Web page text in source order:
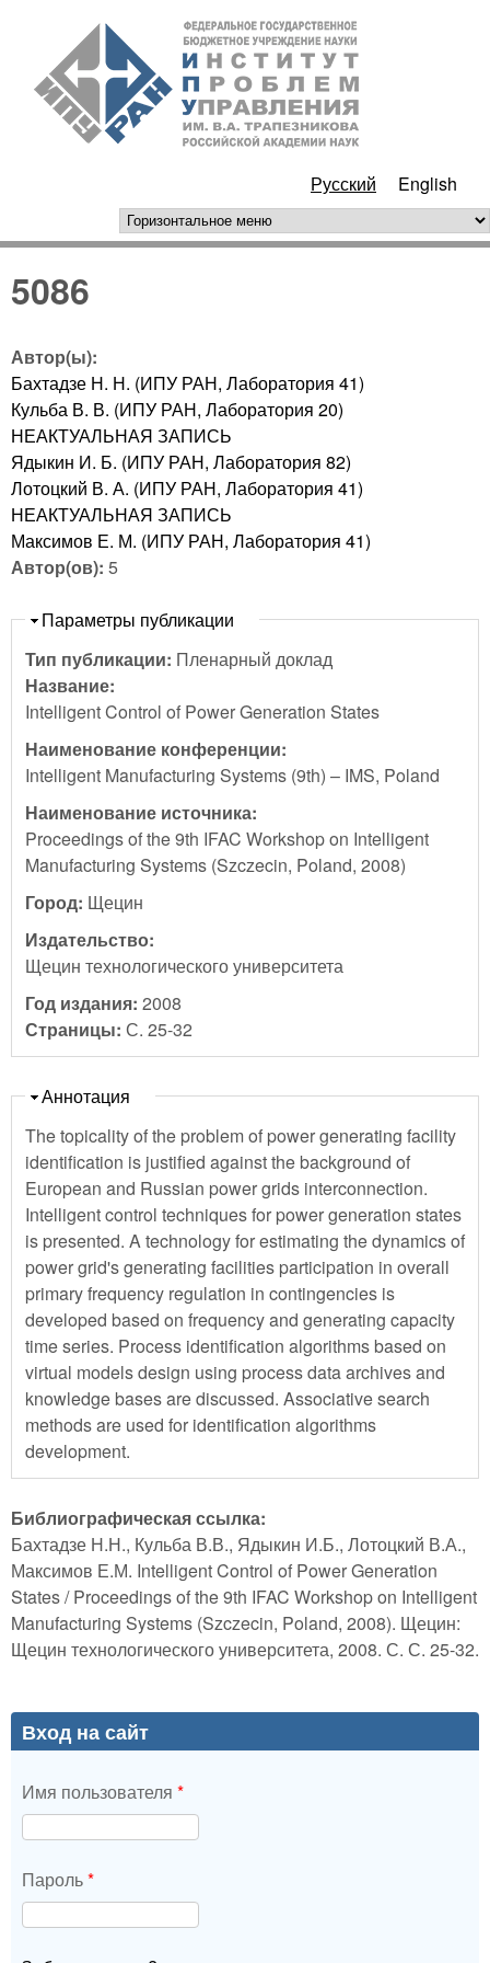
Перейти к основному
содержанию
РАН
Русский English
горизонтальное меню
5086
Автор(ы):
Бахтадзе Н. Н. (ИПУ РАН, Лаборатория 41)
Кульба В. В. (ИПУ РАН, Лаборатория 20)
НЕАКТУАЛЬНАЯ ЗАПИСЬ
Ядыкин И. Б. (ИПУ РАН, Лаборатория 82)
Лотоцкий В. А. (ИПУ РАН, Лаборатория 41)
НЕАКТУАЛЬНАЯ ЗАПИСЬ
Максимов Е. М. (ИПУ РАН, Лаборатория 41)
Автор(ов): 5
Скрыть
Параметры публикации
Тип публикации: Пленарный доклад
Название:
Intelligent Control of Power Generation States
Наименование конференции:
Intelligent Manufacturing Systems (9th) – IMS, Poland
Наименование источника:
Proceedings of the 9th IFAC Workshop on Intelligent
Manufacturing Systems (Szczecin, Poland, 2008)
Город: Щецин
Издательство:
Щецин технологического университета
Год издания: 2008
Страницы: С. 25-32
Скрыть
Аннотация
The topicality of the problem of power generating facility
identification is justified against the background of
European and Russian power grids interconnection.
Intelligent control techniques for power generation states
is presented. A technology for estimating the dynamics of
power grid's generating facilities participation in overall
primary frequency regulation in contingencies is
developed based on frequency and generating capacity
time series. Process identification algorithms based on
virtual models design using process data archives and
knowledge bases are discussed. Associative search
methods are used for identification algorithms
development.
Библиографическая ссылка:
Бахтадзе Н.Н., Кульба В.В., Ядыкин И.Б., Лотоцкий В.А.,
Максимов Е.М. Intelligent Control of Power Generation
States / Proceedings of the 9th IFAC Workshop on Intelligent
Manufacturing Systems (Szczecin, Poland, 2008). Щецин:
Щецин технологического университета, 2008. С. С. 25-32.
Вход на сайт
Имя пользователя *
Пароль*